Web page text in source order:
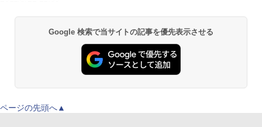
Google 検索で当サイトの記事を優先表示させる
ページの先頭へ▲